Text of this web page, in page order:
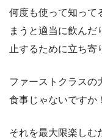
何度も使って知って
まうと適当に飲んだ
止するために立ち寄
ファーストクラスの
食事じゃないですか！
それを最大限楽しむ